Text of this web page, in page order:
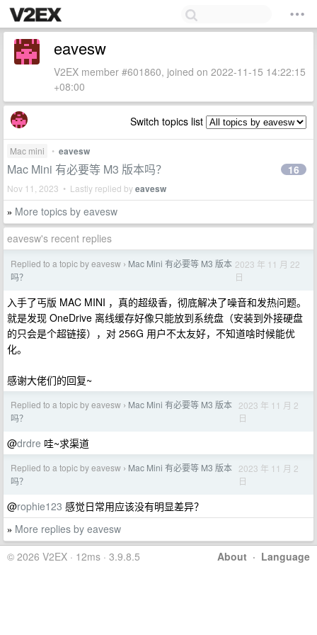
eavesw
V2EX member #601860, joined on 2022-11-15 14:22:15
+08:00
Switch topics list
Mac mini • eavesw
Mac Mini 有必要等 M3 版本吗？
Nov 11, 2023 • Lastly replied byeavesw
16
» More topics by eavesw
eavesw's recent replies
Replied to a topic by eavesw › Mac Mini 有必要等 M3 版本
吗？
2023 年 11 月 22
日
入手了丐版 MAC MINI ，真的超级香，彻底解决了噪音和发热问题。
就是发现 OneDrive 离线缓存好像只能放到系统盘（安装到外接硬盘
的只会是个超链接），对 256G 用户不太友好，不知道啥时候能优
化。
感谢大佬们的回复~
Replied to a topic by eavesw › Mac Mini 有必要等 M3 版本
吗？
2023 年 11 月 2
日
@drdre 哇~求渠道
Replied to a topic by eavesw › Mac Mini 有必要等 M3 版本
吗？
2023 年 11 月 2
日
@rophie123 感觉日常用应该没有明显差异？
» More replies by eavesw
About · Language
© 2026 V2EX · 12ms · 3.9.8.5